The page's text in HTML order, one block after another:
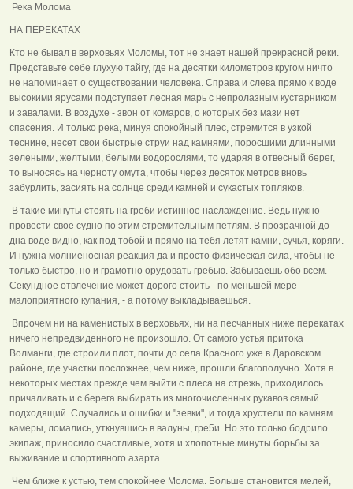
Река Молома
НА ПЕРЕКАТАХ
Кто не бывал в верховьях Моломы, тот не знает нашей прекрасной реки.
Представьте себе глухую тайгу, где на десятки километров кругом ничто
не напоминает о существовании человека. Справа и слева прямо к воде
высокими ярусами подступает лесная марь с непролазным кустарником
и завалами. В воздухе - звон от комаров, о которых без мази нет
спасения. И только река, минуя спокойный плес, стремится в узкой
теснине, несет свои быстрые струи над камнями, поросшими длинными
зелеными, желтыми, белыми водорослями, то ударяя в отвесный берег,
то выносясь на черноту омута, чтобы через десяток метров вновь
забурлить, засиять на солнце среди камней и сукастых топляков.
В такие минуты стоять на греби истинное наслаждение. Ведь нужно
провести свое судно по этим стремительным петлям. В прозрачной до
дна воде видно, как под тобой и прямо на тебя летят камни, сучья, коряги.
И нужна молниеносная реакция да и просто физическая сила, чтобы не
только быстро, но и грамотно орудовать гребью. Забываешь обо всем.
Секундное отвлечение может дорого стоить - по меньшей мере
малоприятного купания, - а потому выкладываешься.
Впрочем ни на каменистых в верховьях, ни на песчанных ниже перекатах
ничего непредвиденного не произошло. От самого устья притока
Волманги, где строили плот, почти до села Красного уже в Даровском
районе, где участки посложнее, чем ниже, прошли благополучно. Хотя в
некоторых местах прежде чем выйти с плеса на стрежь, приходилось
причаливать и с берега выбирать из многочисленных рукавов самый
подходящий. Случались и ошибки и "зевки", и тогда хрустели по камням
камеры, ломались, уткнувшись в валуны, гре5и. Но это только бодрило
экипаж, приносило счастливые, хотя и хлопотные минуты борьбы за
выживание и спортивного азарта.
Чем ближе к устью, тем спокойнее Молома. Больше становится мелей,